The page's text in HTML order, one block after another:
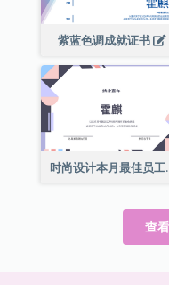
紫蓝色调成就证书
时尚
查